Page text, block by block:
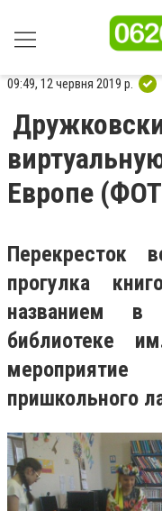
09:49, 12 червня 2019 р.
Европе
Перекресток
прогулка
названием в
библиотеке
пришкольного